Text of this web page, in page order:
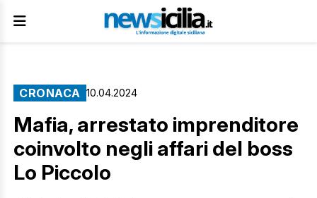
CRONACA 10.04.2024
Mafia, arrestato imprenditore
coinvolto negli affari del boss
Lo Piccolo